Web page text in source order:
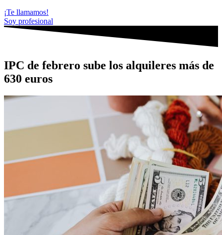
¡Te llamamos!
Soy profesional
IPC de febrero sube los alquileres más de
630 euros